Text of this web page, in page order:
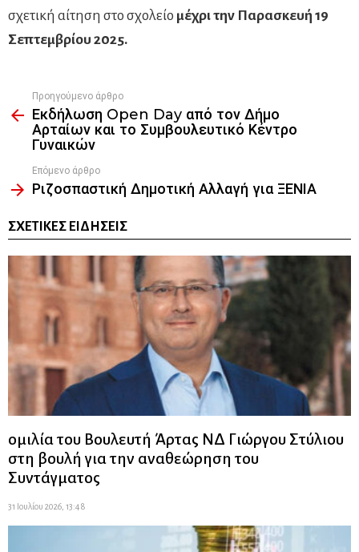
σχετική αίτηση στο σχολείο μέχρι την Παρασκευή 19
Σεπτεμβρίου 2025.
more
Προηγούμενο άρθρο
Εκδήλωση Open Day από τον Δήμο
Αρταίων και το Συμβουλευτικό Κέντρο
Γυναικών
Επόμενο άρθρο
Ριζοσπαστική Δημοτική Αλλαγή για ΞΕΝΙΑ
ΣΧΕΤΙΚΈΣ ΕΙΔΉΣΕΙΣ
ομιλία του Βουλευτή Άρτας ΝΔ Γιώργου Στύλιου
στη βουλή για την αναθεώρηση του
Συντάγματος
31 Ιουλίου 2026, 13:48